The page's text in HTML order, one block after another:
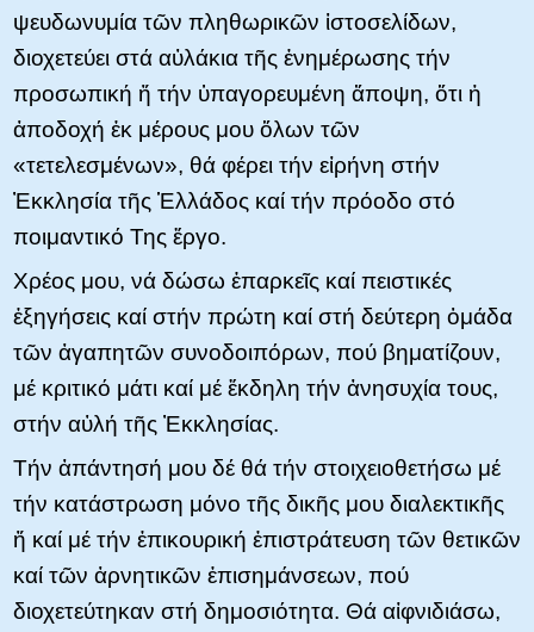
ψευδωνυμία τῶν πληθωρικῶν ἱστοσελίδων,
διοχετεύει στά αὐλάκια τῆς ἐνημέρωσης τήν
προσωπική ἤ τήν ὑπαγορευμένη ἄποψη, ὅτι ἡ
ἀποδοχή ἐκ μέρους μου ὅλων τῶν
«τετελεσμένων», θά φέρει τήν εἰρήνη στήν
Ἐκκλησία τῆς Ἑλλάδος καί τήν πρόοδο στό
ποιμαντικό Της ἔργο.
Χρέος μου, νά δώσω ἐπαρκεῖς καί πειστικές
ἐξηγήσεις καί στήν πρώτη καί στή δεύτερη ὁμάδα
τῶν ἀγαπητῶν συνοδοιπόρων, πού βηματίζουν,
μέ κριτικό μάτι καί μέ ἔκδηλη τήν ἀνησυχία τους,
στήν αὐλή τῆς Ἐκκλησίας.
Τήν ἀπάντησή μου δέ θά τήν στοιχειοθετήσω μέ
τήν κατάστρωση μόνο τῆς δικῆς μου διαλεκτικῆς
ἤ καί μέ τήν ἐπικουρική ἐπιστράτευση τῶν θετικῶν
καί τῶν ἀρνητικῶν ἐπισημάνσεων, πού
διοχετεύτηκαν στή δημοσιότητα. Θά αἰφνιδιάσω,